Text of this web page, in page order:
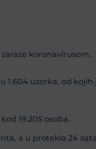
koronavirusom.
1.604 uzorka, od
19.205 osoba.
a u protekla 24